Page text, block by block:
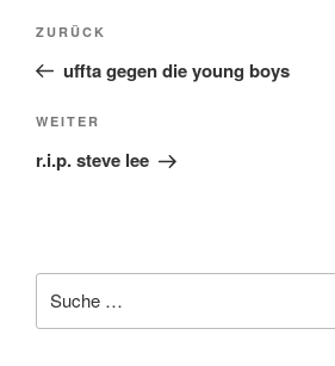
Beitrags-
Navigation
Vorheriger
Beitrag
ZURÜCK
uffta gegen die young boys
Nächster
Beitrag
WEITER
r.i.p. steve lee
nach: